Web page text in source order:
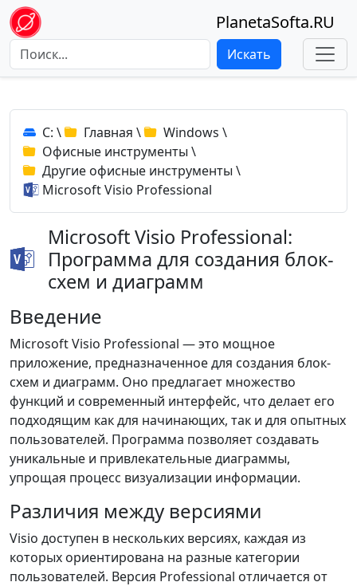
PlanetaSofta.RU
Искать
C: \ Главная \ Windows \
Офисные инструменты \
Другие офисные инструменты \
Microsoft Visio Professional
Microsoft Visio Professional:
Программа для создания блок-
схем и диаграмм
Введение
Microsoft Visio Professional — это мощное
приложение, предназначенное для создания блок-
схем и диаграмм. Оно предлагает множество
функций и современный интерфейс, что делает его
подходящим как для начинающих, так и для опытных
пользователей. Программа позволяет создавать
уникальные и привлекательные диаграммы,
упрощая процесс визуализации информации.
Различия между версиями
Visio доступен в нескольких версиях, каждая из
которых ориентирована на разные категории
пользователей. Версия Professional отличается от